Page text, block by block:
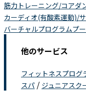
筋力トレーニング/コアダ
カーディオ(有酸素運動)/
バーチャルプログラムプ
他のサービス
フィットネスプログ
スパ / ジュニアスク